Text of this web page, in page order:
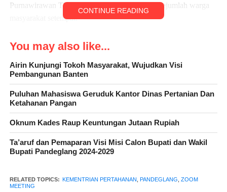
Purnawirawan TNI.Tomas, Toga, Topem dan Sejumlah warga
masyarakat setempat.
Kegiatan zoom meeting Program peresmian bantuan sumur bor
dan pipa Air bersih berkapasitas 5300 liter ini sebanyak 15 titik
Barat. Bantuan dari kementrian Pertahanan Republik Indonesia
yang berlokasi di Kecamatan Bayah Kabupaten Lebak Provinsi
Banten yang terdampak kekeringan akibat musim kemarau
panjang.
CONTINUE READING
You may also like...
Airin Kunjungi Tokoh Masyarakat, Wujudkan Visi
Pembangunan Banten
Puluhan Mahasiswa Geruduk Kantor Dinas Pertanian Dan
Ketahanan Pangan
Oknum Kades Raup Keuntungan Jutaan Rupiah
Ta’aruf dan Pemaparan Visi Misi Calon Bupati dan Wakil
Bupati Pandeglang 2024-2029
RELATED TOPICS: KEMENTRIAN PERTAHANAN PANDEGLANG ZOOM
MEETING